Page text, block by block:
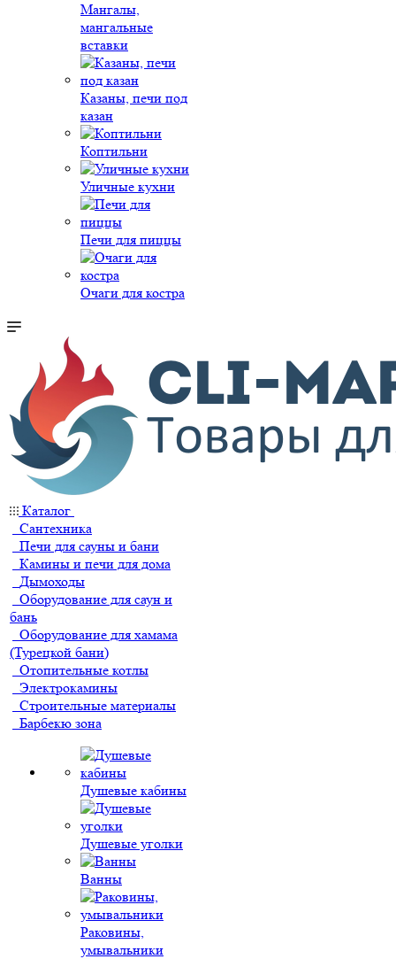
Мангалы,
мангальные
вставки
Казаны, печи под
казан
Коптильни
Уличные кухни
Печи для пиццы
Очаги для костра
Каталог
Сантехника
Печи для сауны и бани
Камины и печи для дома
Дымоходы
Оборудование для саун и
бань
Оборудование для хамама
(Турецкой бани)
Отопительные котлы
Электрокамины
Строительные материалы
Барбекю зона
Душевые кабины
Душевые уголки
Ванны
Раковины,
умывальники